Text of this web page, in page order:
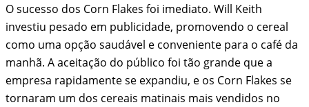
O sucesso dos Corn Flakes foi imediato. Will Keith
investiu pesado em publicidade, promovendo o cereal
como uma opção saudável e conveniente para o café da
manhã. A aceitação do público foi tão grande que a
empresa rapidamente se expandiu, e os Corn Flakes se
tornaram um dos cereais matinais mais vendidos no